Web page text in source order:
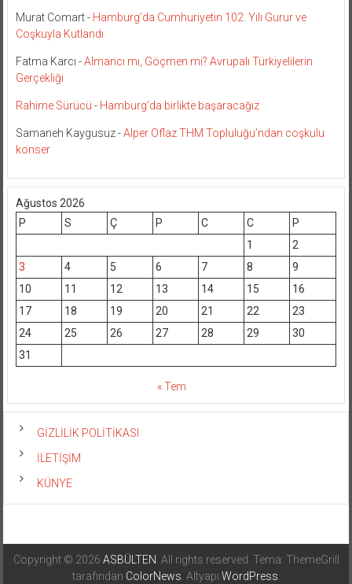
Murat Comart- Hamburg’da Cumhuriyetin 102. Yılı Gurur ve
Coşkuyla Kutlandı
Fatma Karcı -Almancı mı, Göçmen mi? Avrupalı Türkiyelilerin
Gerçekliği
Rahime Sürücü - Hamburg’da birlikte başaracağız
Samaneh Kaygusuz-Alper Oflaz THM Topluluğu’ndan coşkulu
konser
Ağustos 2026
P
S Ç P C C
P
1
2
3
4 5 6 7 8
9
10
11 12 13 14 15
16
17
18 19 20 21 22
23
24
25 26 27 28 29
30
31
« Tem
GİZLİLİK POLİTİKASI
İLETİŞİM
KÜNYE
Copyright © 2026 ASBÜLTEN . All rights reserved. Tema: ThemeGrill
tarafından ColorNews . Altyapı WordPress